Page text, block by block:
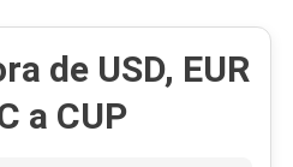
de USD, EUR
a CUP